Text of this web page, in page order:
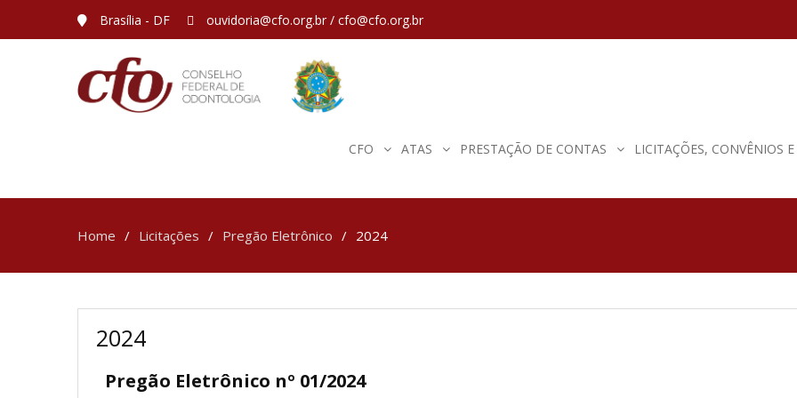
Brasília - DF ouvidoria@cfo.org.br / cfo@cfo.org.br
CFO ATAS PRESTAÇÃO DE CONTAS LICITAÇÕES, CONVÊNIOS
Home Licitações Pregão Eletrônico 2024
2024
Pregão Eletrônico nº 01/2024